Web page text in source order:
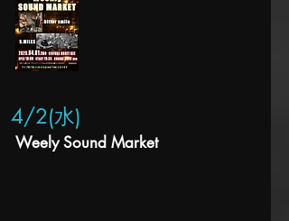
4/2(水)
Weely Sound Market